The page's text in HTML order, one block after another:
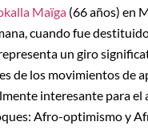
Maïga (66 años) en
cuando fue
un giro
de los movimientos de
interesante para
Afro-optimismo y